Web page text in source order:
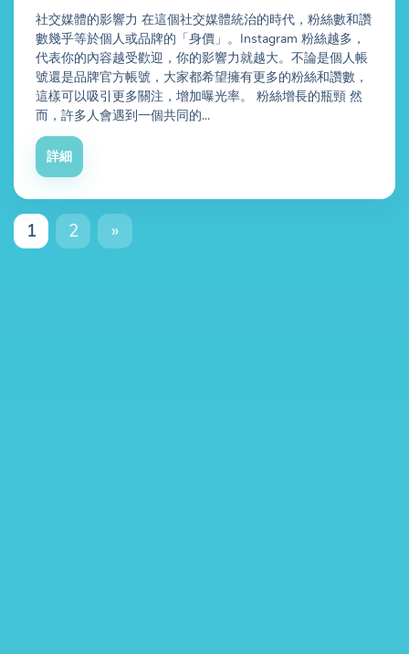
社交媒體的影響力 在這個社交媒體統治的時代，粉絲數和讚
數幾乎等於個人或品牌的「身價」。Instagram 粉絲越多，
代表你的內容越受歡迎，你的影響力就越大。不論是個人帳
號還是品牌官方帳號，大家都希望擁有更多的粉絲和讚數，
這樣可以吸引更多關注，增加曝光率。 粉絲增長的瓶頸 然
而，許多人會遇到一個共同的...
詳細
1 2 »